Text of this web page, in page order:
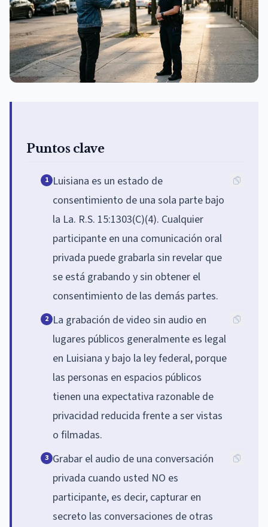
Puntos clave
1 Luisiana es un estado de
consentimiento de una sola parte bajo
la La. R.S. 15:1303(C)(4). Cualquier
participante en una comunicación oral
privada puede grabarla sin revelar que
se está grabando y sin obtener el
consentimiento de las demás partes.
2 La grabación de video sin audio en
lugares públicos generalmente es legal
en Luisiana y bajo la ley federal, porque
las personas en espacios públicos
tienen una expectativa razonable de
privacidad reducida frente a ser vistas
o filmadas.
3 Grabar el audio de una conversación
privada cuando usted NO es
participante, es decir, capturar en
secreto las conversaciones de otras